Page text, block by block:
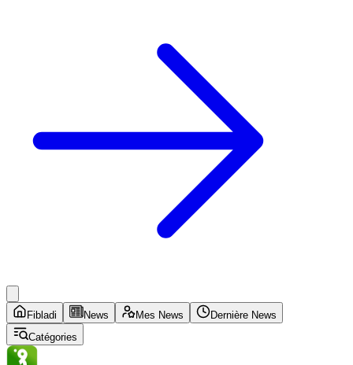
Fibladi News Mes News
Dernière News
Catégories